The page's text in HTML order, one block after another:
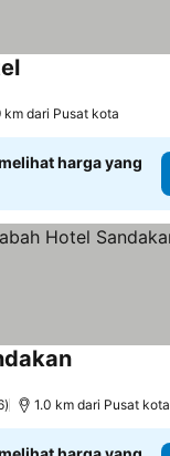
Lihat harga
km dari Pusat kota
harga yang
Lihat harga
1.0 km dari Pusat kota